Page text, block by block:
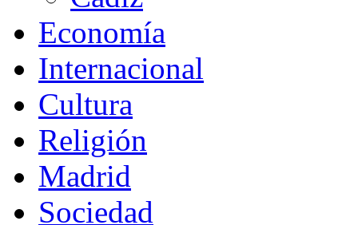
Economía
Internacional
Cultura
Religión
Madrid
Sociedad